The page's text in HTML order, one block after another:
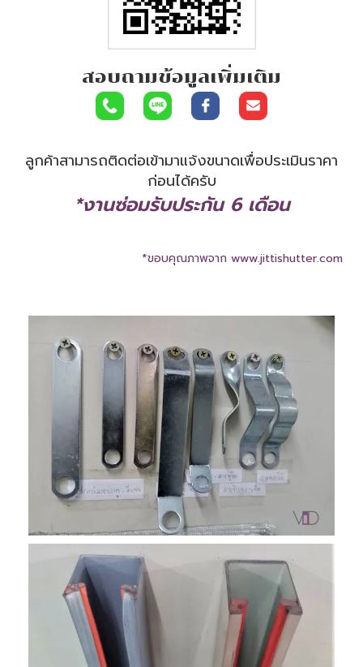
สอบถามข้อมูลเพิ่มเติม
ลูกค้าสามารถติดต่อเข้ามาแจ้งขนาดเพื่อประเมินราคา
ก่อนได้ครับ
*งานซ่อมรับประกัน 6 เดือน
*ขอบคุณภาพจาก www.jittishutter.com